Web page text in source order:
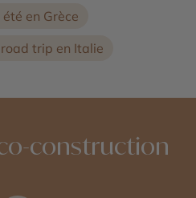
en Grèce
trip en Italie
construction